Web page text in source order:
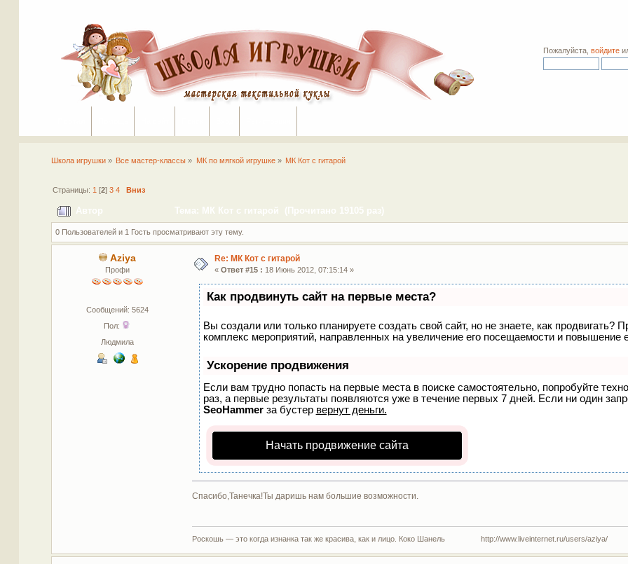
Пожалуйста,войдите
Школа игрушки » Все мастер-классы » МК по мягкой игрушке» МК Кот с гитарой
Страницы: 1 [2]3 4 Вниз
Автор Тема: МК Кот с гитарой (Прочитано 19105 раз)
0 Пользователей и 1 Гость просматривают эту тему.
Aziya
Профи
Сообщений: 5624
Пол:
Людмила
Re: МК Кот с гитарой
« Ответ #15 : 18 Июнь 2012, 07:15:14 »
Как продвинуть сайт на первые места?
Вы создали или только планируете создать свой сайт, но не знаете, как
комплекс мероприятий, направленных на увеличение его посещаемости и повышение
Ускорение продвижения
Если вам трудно попасть на первые места в поиске самостоятельно, попробуйте
раз, а первые результаты появляются уже в течение первых 7 дней. Если ни один
SeoHammerза бустер вернут деньги.
Начать продвижение сайта
Спасибо,Танечка!Ты даришь нам большие возможности.
Роскошь — это когда изнанка так же красива, как и лицо. Коко Шанель http://www.liveinternet.ru/users/aziya/